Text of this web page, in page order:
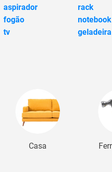
aspirador rack
fogão notebook
tv geladeira
Casa